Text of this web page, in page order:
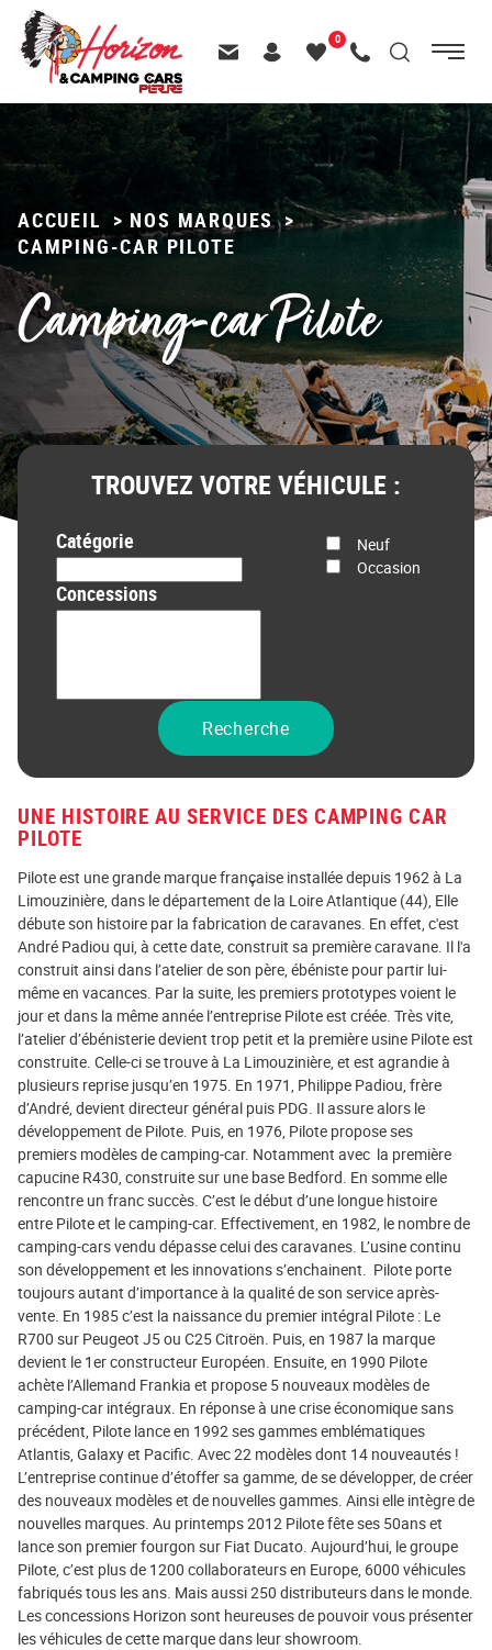
Passer
contenu
Menu
principal
Menu
Recherche
0
ACCUEIL > NOS MARQUES >
CAMPING-CAR PILOTE
Camping-car Pilote
TROUVEZ VOTRE VÉHICULE :
Catégorie État
Neuf
Occasion
Prix
Concessions
Recherche
UNE HISTOIRE AU SERVICE DES CAMPING CAR
PILOTE
Pilote est une grande marque française installée depuis 1962 à La
Limouzinière, dans le département de la Loire Atlantique (44), Elle
débute son histoire par la fabrication de caravanes. En effet, c'est
André Padiou qui, à cette date, construit sa première caravane. Il l'a
construit ainsi dans l’atelier de son père, ébéniste pour partir lui-
même en vacances. Par la suite, les premiers prototypes voient le
jour et dans la même année l’entreprise Pilote est créée. Très vite,
l’atelier d’ébénisterie devient trop petit et la première usine Pilote est
construite. Celle-ci se trouve à La Limouzinière, et est agrandie à
plusieurs reprise jusqu’en 1975. En 1971, Philippe Padiou, frère
d’André, devient directeur général puis PDG. Il assure alors le
développement de Pilote. Puis, en 1976, Pilote propose ses
premiers modèles de camping-car. Notamment avec la première
capucine R430, construite sur une base Bedford. En somme elle
rencontre un franc succès. C’est le début d’une longue histoire
entre Pilote et le camping-car. Effectivement, en 1982, le nombre de
camping-cars vendu dépasse celui des caravanes. L’usine continu
son développement et les innovations s’enchainent. Pilote porte
toujours autant d’importance à la qualité de son service après-
vente. En 1985 c’est la naissance du premier intégral Pilote : Le
R700 sur Peugeot J5 ou C25 Citroën. Puis, en 1987 la marque
devient le 1er constructeur Européen. Ensuite, en 1990 Pilote
achète l’Allemand Frankia et propose 5 nouveaux modèles de
camping-car intégraux. En réponse à une crise économique sans
précédent, Pilote lance en 1992 ses gammes emblématiques
Atlantis, Galaxy et Pacific. Avec 22 modèles dont 14 nouveautés !
L’entreprise continue d’étoffer sa gamme, de se développer, de créer
des nouveaux modèles et de nouvelles gammes. Ainsi elle intègre de
nouvelles marques. Au printemps 2012 Pilote fête ses 50ans et
lance son premier fourgon sur Fiat Ducato. Aujourd’hui, le groupe
Pilote, c’est plus de 1200 collaborateurs en Europe, 6000 véhicules
fabriqués tous les ans. Mais aussi 250 distributeurs dans le monde.
Les concessions Horizon sont heureuses de pouvoir vous présenter
les véhicules de cette marque dans leur showroom.